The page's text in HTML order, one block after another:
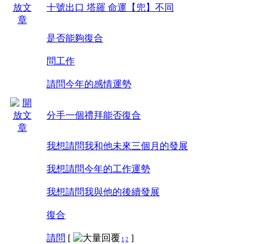
十號出口 塔羅 命運【兜】不同
是否能夠復合
問工作
請問今年的感情運勢
分手一個禮拜能否復合
我想請問我和他未來三個月的發展
我想請問今年的工作運勢
我想請問我與他的後續發展
復合
請問 [ 1 2 ]